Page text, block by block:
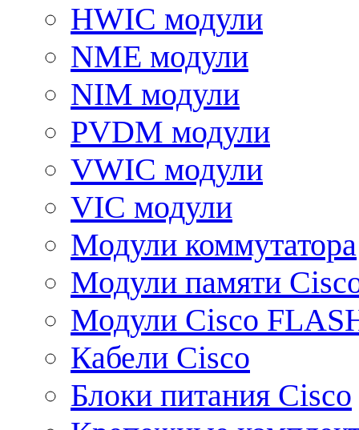
HWIC модули
NME модули
NIM модули
PVDM модули
VWIC модули
VIC модули
Модули коммутатора
Модули памяти
Модули Cisco
Кабели Cisco
Блоки питания Cisco